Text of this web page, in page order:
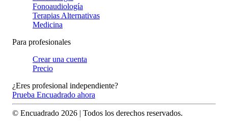
Fonoaudiología
Terapias Alternativas
Medicina
Para profesionales
Crear una cuenta
Precio
¿Eres profesional independiente?
Prueba Encuadrado ahora
© Encuadrado 2026 | Todos los derechos reservados.